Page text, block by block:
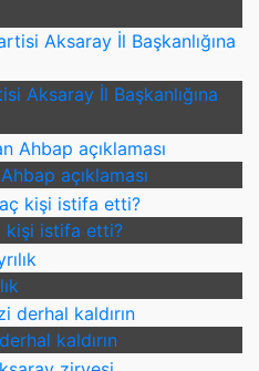
Aksaray İl Başkanlığına
açıklaması
kişi istifa etti?
kaldırın